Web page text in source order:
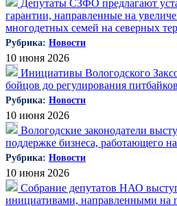
Депутаты СЗФО предлагают
гарантии, направленные на
многодетных семей на северных
Рубрика: Новости
10 июня 2026
Инициативы Вологодского
бойцов до регулирования питбайков
Рубрика: Новости
10 июня 2026
Вологодские законодатели
поддержке бизнеса, работающего
Рубрика: Новости
10 июня 2026
Собрание депутатов НАО
инициативами, направленными на